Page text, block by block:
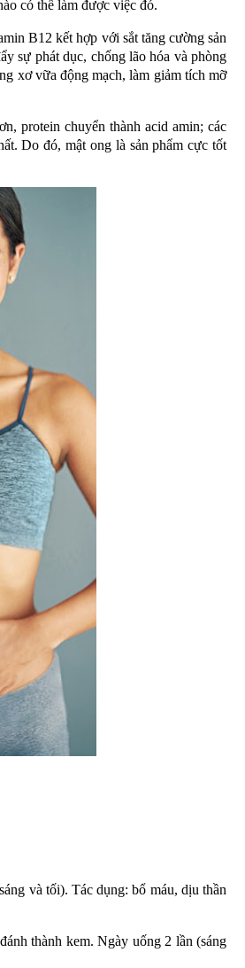
có thể làm được việc đó.
B12 kết hợp với sắt tăng cường sản
sự phát dục, chống lão hóa và phòng
xơ vữa động mạch, làm giảm tích mỡ
protein chuyển thành acid amin; các
Do đó, mật ong là sản phẩm cực tốt
và tối). Tác dụng: bổ máu, dịu thần
thành kem. Ngày uống 2 lần (sáng